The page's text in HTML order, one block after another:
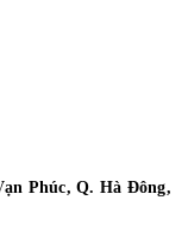
Phúc, Q. Hà Đông,